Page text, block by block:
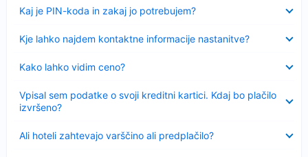
Kaj je PIN-koda in zakaj jo potrebujem?
Kje lahko najdem kontaktne informacije nastanitve?
Kako lahko vidim ceno?
Vpisal sem podatke o svoji kreditni kartici. Kdaj bo plačilo
izvršeno?
Ali hoteli zahtevajo varščino ali predplačilo?